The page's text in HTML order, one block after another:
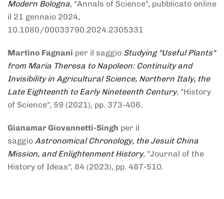
Modern Bologna, "Annals of Science", pubblicato online
il 21 gennaio 2024,
10.1080/00033790.2024.2305331
Martino Fagnani per il saggio Studying "Useful Plants"
from Maria Theresa to Napoleon: Continuity and
Invisibility in Agricultural Science, Northern Italy, the
Late Eighteenth to Early Nineteenth Century, "History
of Science", 59 (2021), pp. 373-406.
Gianamar Giovannetti-Singh per il
saggio Astronomical Chronology, the Jesuit China
Mission, and Enlightenment History, "Journal of the
History of Ideas", 84 (2023), pp. 487-510.